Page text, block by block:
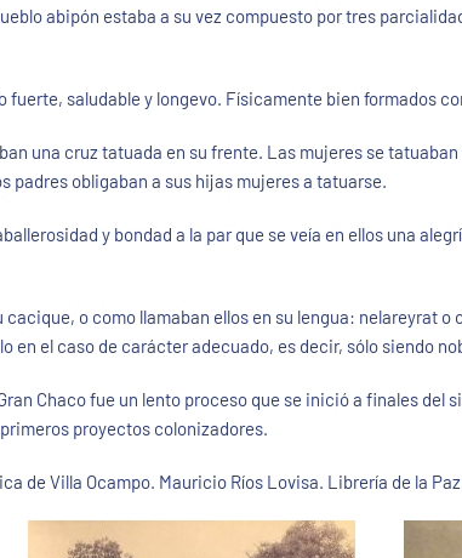
abipón estaba a su vez compuesto por tres
saludable y longevo. Físicamente bien formados
una cruz tatuada en su frente. Las mujeres se
padres obligaban a sus hijas mujeres a tatuarse.
y bondad a la par que se veía en ellos una
cacique, o como llamaban ellos en su lengua: nelareyrat
en el caso de carácter adecuado, es decir, sólo siendo
Chaco fue un lento proceso que se inició a finales
proyectos colonizadores.
de Villa Ocampo. Mauricio Ríos Lovisa. Librería de la